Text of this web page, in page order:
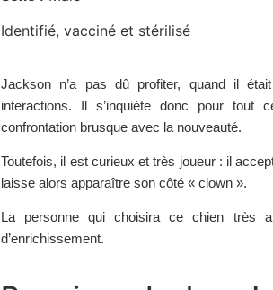
Identifié, vacciné et stérilisé
Jackson n’a pas dû profiter, quand il
interactions. Il s’inquiète donc pour tout
confrontation brusque avec la nouveauté.
Toutefois, il est curieux et très joueur : il
laisse alors apparaître son côté « clown ».
La personne qui choisira ce chien très
d’enrichissement.